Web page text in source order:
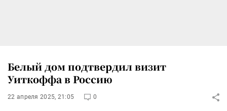
Белый дом подтвердил визит
Уиткоффа в Россию
22 апреля 2025, 21:05 0